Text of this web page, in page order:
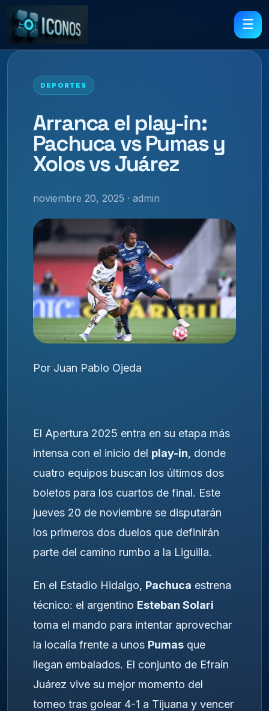
☰
DEPORTES
Arranca el play-in:
Pachuca vs Pumas y
Xolos vs Juárez
noviembre 20, 2025 · admin
Por Juan Pablo Ojeda
El Apertura 2025 entra en su etapa más
intensa con el inicio del play-in, donde
cuatro equipos buscan los últimos dos
boletos para los cuartos de final. Este
jueves 20 de noviembre se disputarán
los primeros dos duelos que definirán
parte del camino rumbo a la Liguilla.
En el Estadio Hidalgo, Pachuca estrena
técnico: el argentino Esteban Solari
toma el mando para intentar aprovechar
la localía frente a unos Pumas que
llegan embalados. El conjunto de Efraín
Juárez vive su mejor momento del
torneo tras golear 4-1 a Tijuana y vencer